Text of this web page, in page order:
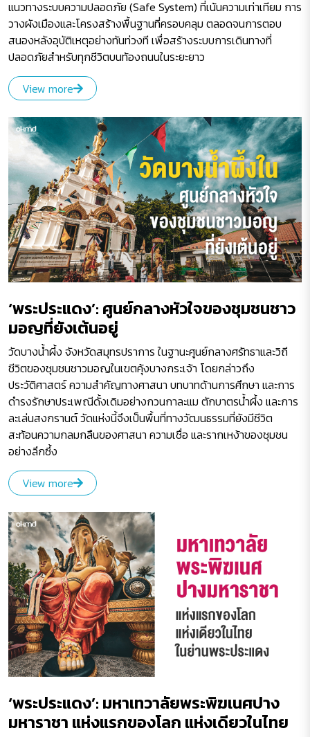
แนวทางระบบความปลอดภัย (Safe System) ที่เน้นความเท่าเทียม การ
วางผังเมืองและโครงสร้างพื้นฐานที่ครอบคลุม ตลอดจนการตอบ
สนองหลังอุบัติเหตุอย่างทันท่วงที เพื่อสร้างระบบการเดินทางที่
ปลอดภัยสำหรับทุกชีวิตบนท้องถนนในระยะยาว
View more
‘พระประแดง’: ศูนย์กลางหัวใจของชุมชนชาว
มอญที่ยังเต้นอยู่
วัดบางน้ำผึ้ง จังหวัดสมุทรปราการ ในฐานะศูนย์กลางศรัทธาและวิถี
ชีวิตของชุมชนชาวมอญในเขตคุ้งบางกระเจ้า โดยกล่าวถึง
ประวัติศาสตร์ ความสำคัญทางศาสนา บทบาทด้านการศึกษา และการ
ดำรงรักษาประเพณีดั้งเดิมอย่างกวนกาละแม ตักบาตรน้ำผึ้ง และการ
ละเล่นสงกรานต์ วัดแห่งนี้จึงเป็นพื้นที่ทางวัฒนธรรมที่ยังมีชีวิต
สะท้อนความกลมกลืนของศาสนา ความเชื่อ และรากเหง้าของชุมชน
อย่างลึกซึ้ง
View more
‘พระประแดง’: มหาเทวาลัยพระพิฆเนศปาง
มหาราชา แห่งแรกของโลก แห่งเดียวในไทย